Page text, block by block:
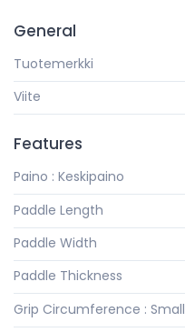
General
Tuotemerkki
Viite
Features
Paino : Keskipaino
Paddle Length
Paddle Width
Paddle Thickness
Grip Circumference : Small